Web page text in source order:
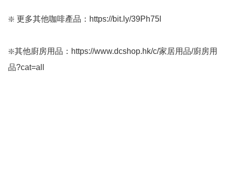
❇️ 更多其他咖啡產品：https://bit.ly/39Ph75l
❇️其他廚房用品：https://www.dcshop.hk/c/家居用品/廚房用
品?cat=all